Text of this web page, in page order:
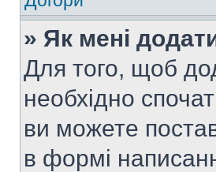
» Як мені
Для того, щоб
необхідно
ви можете
в формі